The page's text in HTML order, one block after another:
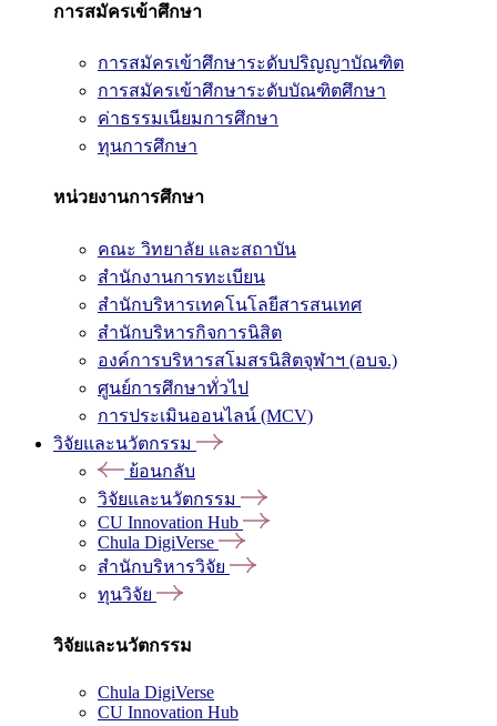
การสมัครเข้าศึกษา
การสมัครเข้าศึกษาระดับปริญญาบัณฑิต
การสมัครเข้าศึกษาระดับบัณฑิตศึกษา
ค่าธรรมเนียมการศึกษา
ทุนการศึกษา
หน่วยงานการศึกษา
คณะ วิทยาลัย และสถาบัน
สำนักงานการทะเบียน
สำนักบริหารเทคโนโลยีสารสนเทศ
สำนักบริหารกิจการนิสิต
องค์การบริหารสโมสรนิสิตจุฬาฯ (อบจ.)
ศูนย์การศึกษาทั่วไป
การประเมินออนไลน์ (MCV)
วิจัยและนวัตกรรม
ย้อนกลับ
วิจัยและนวัตกรรม
CU Innovation Hub
Chula DigiVerse
สำนักบริหารวิจัย
ทุนวิจัย
วิจัยและนวัตกรรม
Chula DigiVerse
CU Innovation Hub